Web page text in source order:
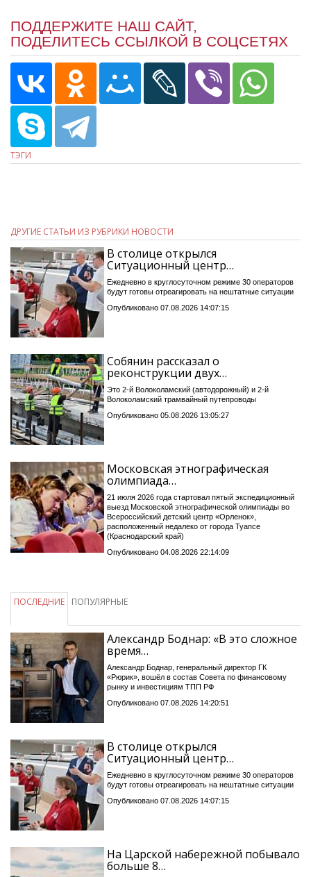
ПОДДЕРЖИТЕ НАШ САЙТ,
ПОДЕЛИТЕСЬ ССЫЛКОЙ В СОЦСЕТЯХ
ТЭГИ
ДРУГИЕ СТАТЬИ ИЗ РУБРИКИ НОВОСТИ
В столице открылся
Ситуационный центр…
Ежедневно в круглосуточном режиме 30 операторов
будут готовы отреагировать на нештатные ситуации
Опубликовано 07.08.2026 14:07:15
Собянин рассказал о
реконструкции двух…
Это 2-й Волоколамский (автодорожный) и 2-й
Волоколамский трамвайный путепроводы
Опубликовано 05.08.2026 13:05:27
Московская этнографическая
олимпиада…
21 июля 2026 года стартовал пятый экспедиционный
выезд Московской этнографической олимпиады во
Всероссийский детский центр «Орленок»,
расположенный недалеко от города Туапсе
(Краснодарский край)
Опубликовано 04.08.2026 22:14:09
ПОСЛЕДНИЕ ПОПУЛЯРНЫЕ
Александр Боднар: «В это сложное
время…
Александр Боднар, генеральный директор ГК
«Рюрик», вошёл в состав Совета по финансовому
рынку и инвестициям ТПП РФ
Опубликовано 07.08.2026 14:20:51
В столице открылся
Ситуационный центр…
Ежедневно в круглосуточном режиме 30 операторов
будут готовы отреагировать на нештатные ситуации
Опубликовано 07.08.2026 14:07:15
На Царской набережной побывало
больше 8…